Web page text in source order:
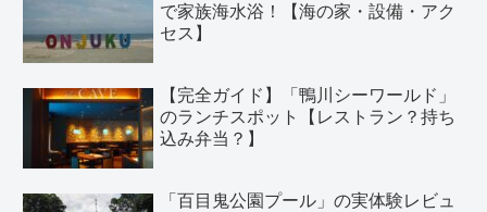
で家族海水浴！【海の家・設備・アク
セス】
【完全ガイド】「鴨川シーワールド」
のランチスポット【レストラン？持ち
込み弁当？】
「百目鬼公園プール」の実体験レビュ